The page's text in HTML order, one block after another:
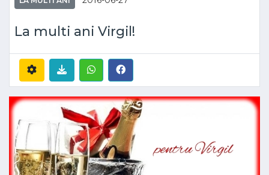
La multi ani Virgil!